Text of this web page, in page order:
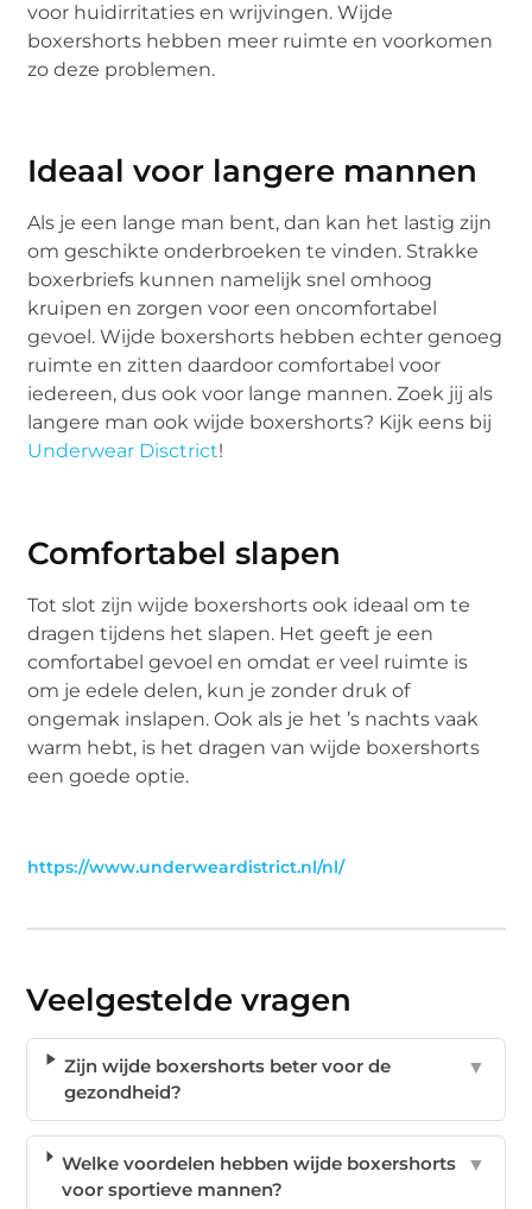
voor huidirritaties en wrijvingen. Wijde
boxershorts hebben meer ruimte en voorkomen
zo deze problemen.
Ideaal voor langere mannen
Als je een lange man bent, dan kan het lastig zijn
om geschikte onderbroeken te vinden. Strakke
boxerbriefs kunnen namelijk snel omhoog
kruipen en zorgen voor een oncomfortabel
gevoel. Wijde boxershorts hebben echter genoeg
ruimte en zitten daardoor comfortabel voor
iedereen, dus ook voor lange mannen. Zoek jij als
langere man ook wijde boxershorts? Kijk eens bij
Underwear Disctrict!
Comfortabel slapen
Tot slot zijn wijde boxershorts ook ideaal om te
dragen tijdens het slapen. Het geeft je een
comfortabel gevoel en omdat er veel ruimte is
om je edele delen, kun je zonder druk of
ongemak inslapen. Ook als je het ’s nachts vaak
warm hebt, is het dragen van wijde boxershorts
een goede optie.
https://www.underweardistrict.nl/nl/
Veelgestelde vragen
Zijn wijde boxershorts beter voor de
gezondheid?
▼
Welke voordelen hebben wijde boxershorts
voor sportieve mannen?
▼